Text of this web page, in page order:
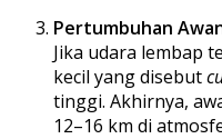
Pertumbuhan
Jika udara lembap
kecil yang disebut
tinggi. Akhirnya,
12–16 km di